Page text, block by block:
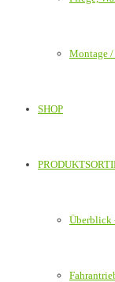
Montage /
SHOP
Überblick